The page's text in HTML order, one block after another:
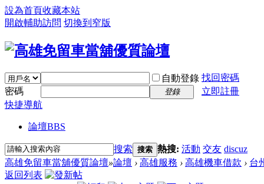
設為首頁收藏本站
開啟輔助訪問 切換到窄版
自動登錄 找回密碼
密碼
登錄
立即註冊
快捷導航
論壇BBS
搜索 搜索 熱搜: 活動 交友 discuz
高雄免留車當舖優質論壇»論壇 › 高雄服務 › 高雄機車借款 › 台
返回列表